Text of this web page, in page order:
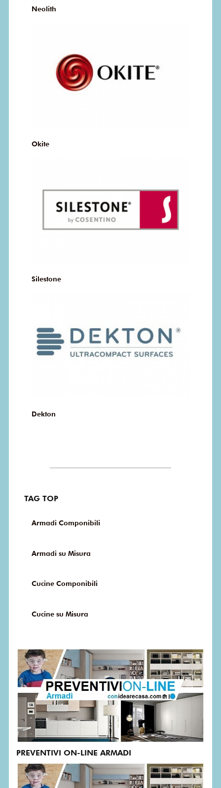
Neolith
Okite
Silestone
Dekton
TAG TOP
Armadi Componibili
Armadi su Misura
Cucine Componibili
Cucine su Misura
PREVENTIVI ON-LINE ARMADI